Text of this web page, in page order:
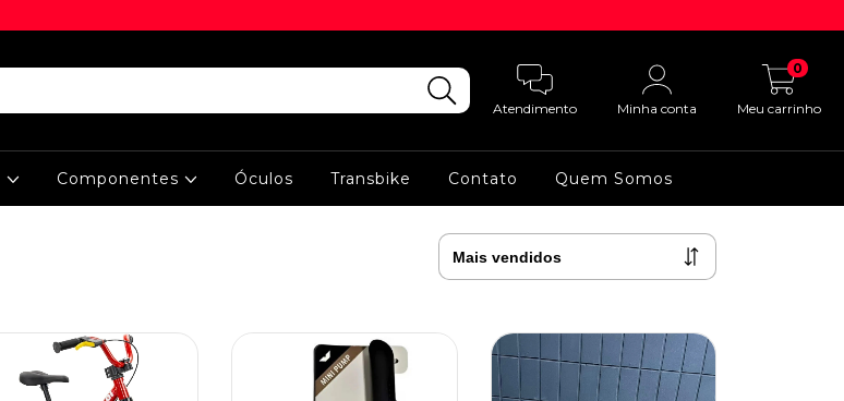
Atendimento Minha conta Meu carrinho
0
Componentes Óculos Transbike Contato Quem Somos